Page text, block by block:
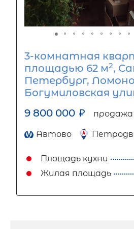
3-комнатная
площадью 62 м2,
Петербург,
Богумиловская
9 800 000 ₽ продажа
Автово
Площадь кухни
Жилая площадь